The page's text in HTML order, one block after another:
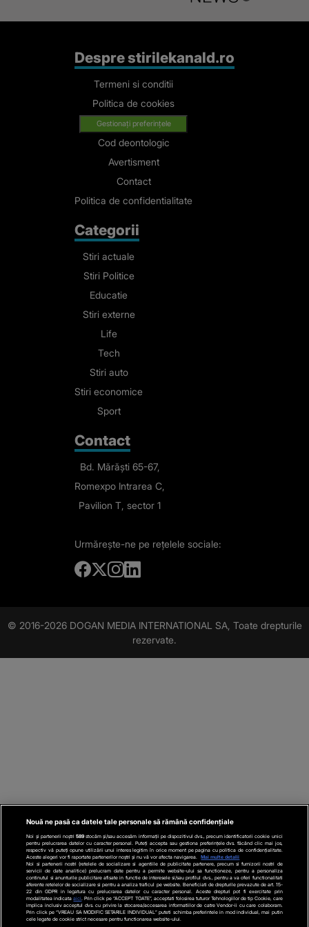
Despre stirilekanald.ro
Termeni si conditii
Politica de cookies
Gestionați preferințele
Cod deontologic
Avertisment
Contact
Politica de confidentialitate
Categorii
Stiri actuale
Stiri Politice
Educatie
Stiri externe
Life
Tech
Stiri auto
Stiri economice
Sport
Contact
Bd. Mărăști 65-67,
Romexpo Intrarea C,
Pavilion T, sector 1
Urmărește-ne pe rețelele sociale:
© 2016-2026 DOGAN MEDIA INTERNATIONAL SA, Toate drepturile
rezervate.
Nouă ne pasă ca datele tale personale să rămână confidențiale
Noi și partenerii noștri 589stocăm și/sau accesăm informații pe dispozitivul dvs., precum identificatorii cookie unici
pentru prelucrarea datelor cu caracter personal. Puteți accepta sau gestiona preferințele dvs. făcând clic mai jos,
respectiv vă puteți opune utilizării unui interes legitim în orice moment pe pagina cu politica de confidențialitate.
Aceste alegeri vor fi raportate partenerilor noștri și nu vă vor afecta navigarea.
Mai multe detalii
Noi si partenerii nostri (retelele de socializare si agentiile de publicitate partenere, precum si furnizorii nostri de
servicii de date analitice) prelucram date pentru a permite website-ului sa functioneze, pentru a personaliza
continutul si anunturile publicitare afisate in functie de interesele si/sau profilul dvs., pentru a va oferi functionalitati
aferente retelelor de socializare si pentru a analiza traficul pe website. Beneficiati de drepturile prevazute de art. 15-
22 din GDPR in legatura cu prelucrarea datelor cu caracter personal. Aceste drepturi pot fi exercitate prin
modalitatea indicataaici . Prin click pe “ACCEPT TOATE”, acceptati folosirea tuturor Tehnologiilor de tip Cookie, care
implica inclusiv acceptul dvs. cu privire la stocarea/accesarea informatiilor de catre Vendor-ii cu care colaboram.
Prin click pe “VREAU SA MODIFIC SETARILE INDIVIDUAL” puteti schimba preferintele in mod individual, mai putin
cele legate de cookie strict necesare pentru functionarea website-ului.